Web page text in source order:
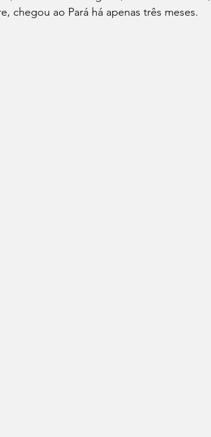
chegou ao Pará há apenas três meses.